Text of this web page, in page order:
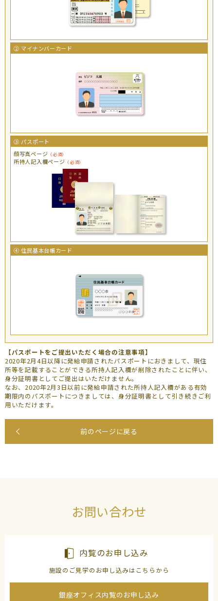
② マイナンバーカード
③ パスポート
顔写真ページ （必須）
所持人記入欄ページ （必須）
④ 住民基本台帳カード
【パスポートをご提出いただく場合の注意事項】
2020年2月4日以降に発給申請されたパスポートにおきまして、現住
所等を記載することができる所持人記入欄が削除されたことに伴い、
身分証明書としてご提出はいただけません。
なお、2020年2月3日以前に発給申請された所持人記入欄がある有効
期限内のパスポートにつきましては、身分証明書として引き続きご利
用いただけます。
前のページに戻る
お問い合わせ
内覧のお申し込み
施設のご見学のお申し込みはこちらから
銀座オフィス内覧のお申し込み